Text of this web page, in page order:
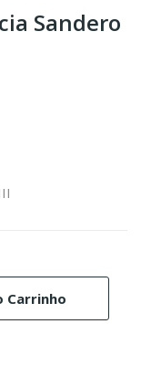
Sandero
Carrinho